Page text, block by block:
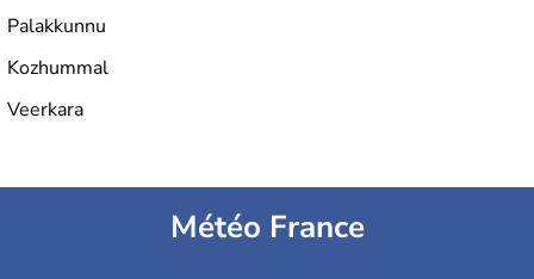
Palakkunnu
Kozhummal
Veerkara
Météo France